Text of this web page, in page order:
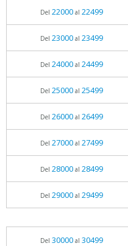
Del 22000al 22499
Del 23000al 23499
Del 24000al 24499
Del 25000al 25499
Del 26000al 26499
Del 27000al 27499
Del 28000al 28499
Del 29000al 29499
Del 30000al 30499